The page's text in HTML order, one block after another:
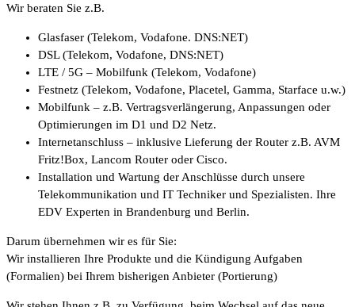
Wir beraten Sie z.B.
Glasfaser (Telekom, Vodafone. DNS:NET)
DSL (Telekom, Vodafone, DNS:NET)
LTE / 5G – Mobilfunk (Telekom, Vodafone)
Festnetz (Telekom, Vodafone, Placetel, Gamma, Starface u.w.)
Mobilfunk – z.B. Vertragsverlängerung, Anpassungen oder
Optimierungen im D1 und D2 Netz.
Internetanschluss – inklusive Lieferung der Router z.B. AVM
Fritz!Box, Lancom Router oder Cisco.
Installation und Wartung der Anschlüsse durch unsere
Telekommunikation und IT Techniker und Spezialisten. Ihre
EDV Experten in Brandenburg und Berlin.
Darum übernehmen wir es für Sie:
Wir installieren Ihre Produkte und die Kündigung Aufgaben
(Formalien) bei Ihrem bisherigen Anbieter (Portierung)